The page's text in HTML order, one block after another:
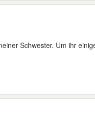
Schwester. Um ihr